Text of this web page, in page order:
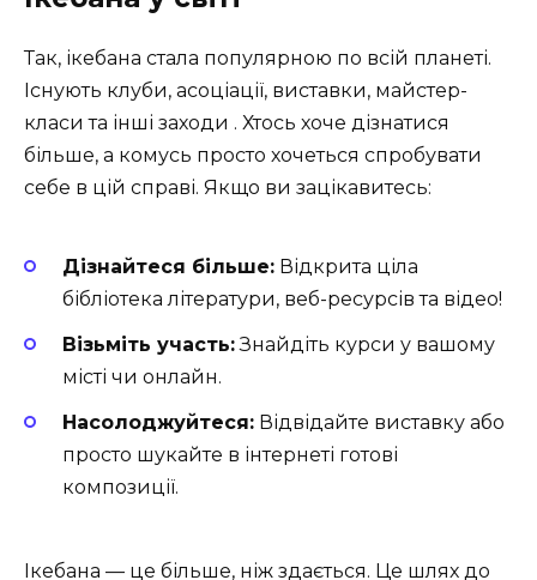
Так, ікебана стала популярною по всій планеті.
Існують клуби, асоціації, виставки, майстер-
класи та інші заходи . Хтось хоче дізнатися
більше, а комусь просто хочеться спробувати
себе в цій справі. Якщо ви зацікавитесь:
Дізнайтеся більше: Відкрита ціла
бібліотека літератури, веб-ресурсів та відео!
Візьміть участь:Знайдіть курси у вашому
місті чи онлайн.
Насолоджуйтеся: Відвідайте виставку або
просто шукайте в інтернеті готові
композиції.
Ікебана — це більше, ніж здається. Це шлях до